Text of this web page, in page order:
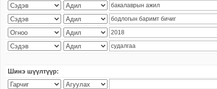
Шинэ шүүлтүүр: